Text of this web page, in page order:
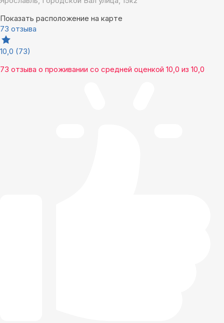
Показать расположение на карте
73 отзыва
10,0 (73)
73 отзыва о проживании со средней оценкой 10,0 из 10,0